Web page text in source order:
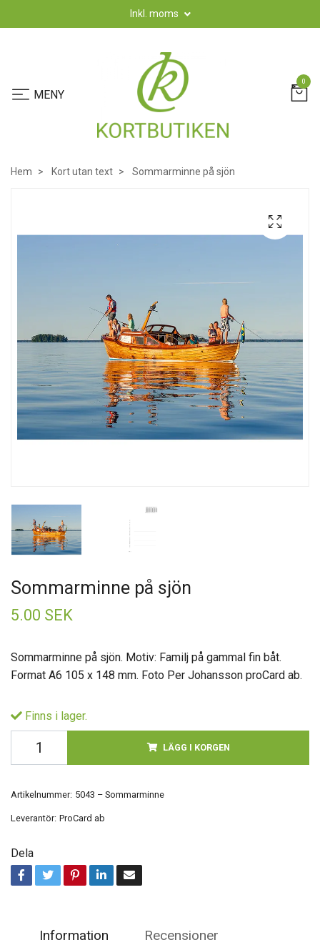
Inkl. moms
0
Hem Kort utan text Sommarminne på sjön
Sommarminne på sjön
5.00 SEK
Sommarminne på sjön. Motiv: Familj på gammal fin båt.
Format A6 105 x 148 mm. Foto Per Johansson proCard ab.
Finns i lager.
LÄGG I KORGEN
Artikelnummer: 5043 – Sommarminne
Leverantör: ProCard ab
Dela
Information Recensioner